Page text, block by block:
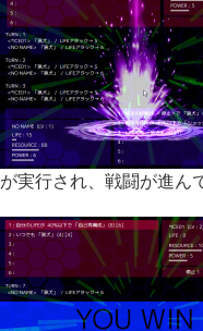
が実行され、戦闘が進ん